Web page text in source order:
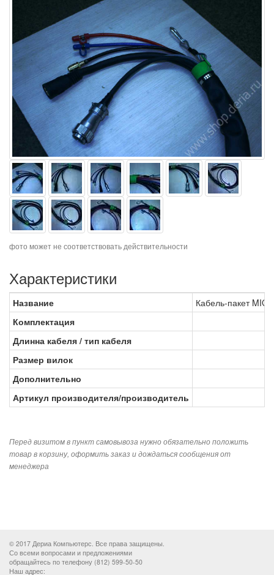
фото может не соответствовать действительности
Характеристики
Название
Кабель-пакет
Комплектация
Длинна кабеля / тип кабеля
Размер вилок
Дополнительно
Артикул производителя/производитель
Перед визитом в пункт самовывоза нужно обязательно положить
товар в корзину, оформить заказ и дождаться сообщения от
менеджера
© 2017 Дериа Компьютерс. Все права защищены.
Со всеми вопросами и предложениями
обращайтесь по телефону (812) 599-50-50
Наш адрес: